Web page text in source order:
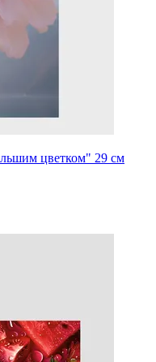
цветком" 29 см